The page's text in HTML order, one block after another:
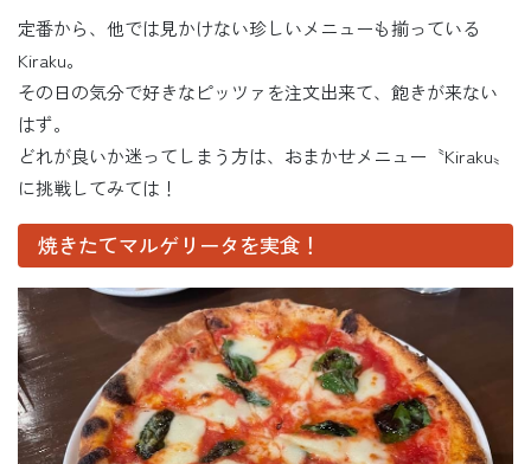
定番から、他では見かけない珍しいメニューも揃っている
Kiraku。
その日の気分で好きなピッツァを注文出来て、飽きが来ない
はず。
どれが良いか迷ってしまう方は、おまかせメニュー〝Kiraku〟
に挑戦してみては！
焼きたてマルゲリータを実食！